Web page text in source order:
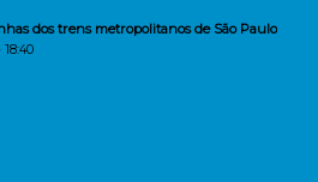
dos trens metropolitanos de São Paulo